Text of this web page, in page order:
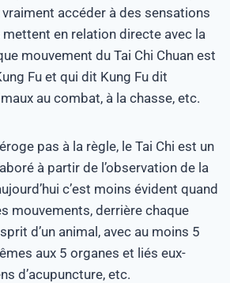
accéder à des sensations
en relation directe avec la
mouvement du Tai Chi Chuan est
Fu et qui dit Kung Fu dit
au combat, à la chasse, etc.
pas à la règle, le Tai Chi est un
à partir de l’observation de la
c’est moins évident quand
mouvements, derrière chaque
d’un animal, avec au moins 5
aux 5 organes et liés eux-
d’acupuncture, etc.